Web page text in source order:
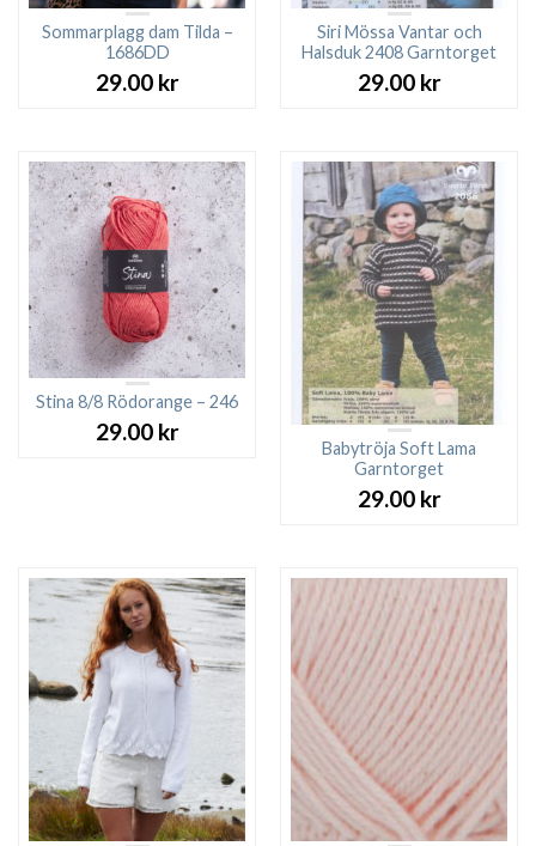
Sommarplagg dam Tilda –
1686DD
29.00 kr
Siri Mössa Vantar och
Halsduk 2408 Garntorget
29.00 kr
Stina 8/8 Rödorange – 246
29.00 kr
Babytröja Soft Lama
Garntorget
29.00 kr